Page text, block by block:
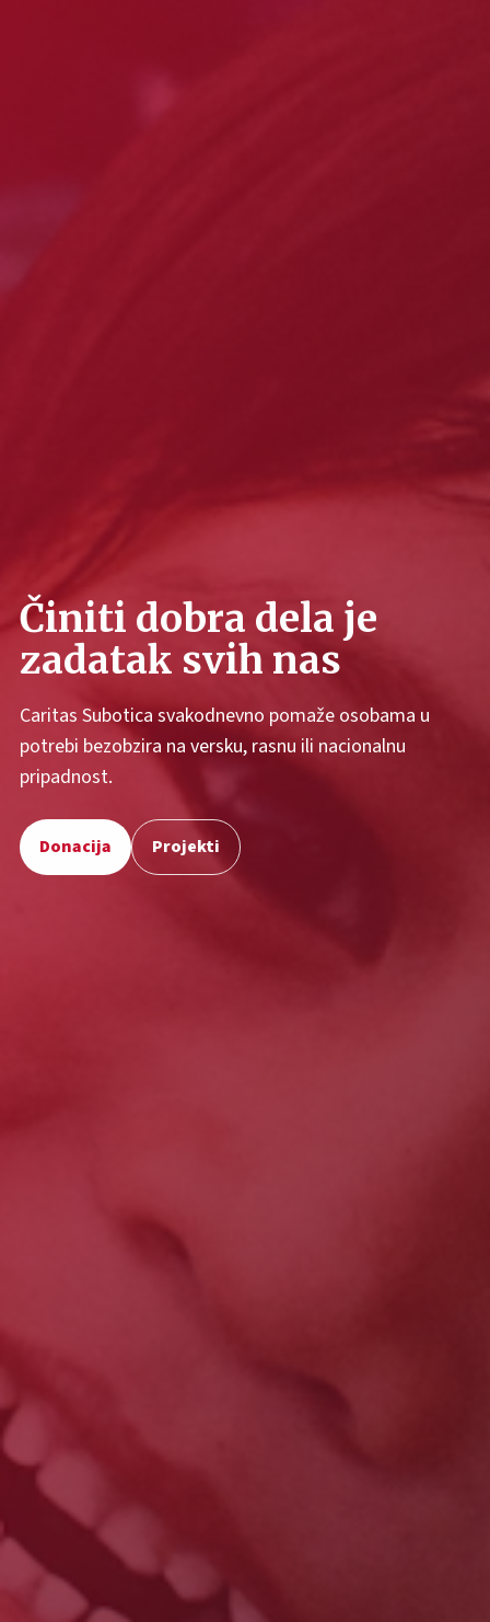
Činiti dobra dela je
zadatak svih nas
Caritas Subotica svakodnevno pomaže osobama u
potrebi bezobzira na versku, rasnu ili nacionalnu
pripadnost.
Donacija Projekti